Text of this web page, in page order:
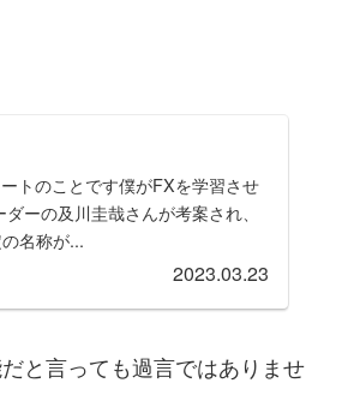
トのことです僕がFXを学習させ
ーの及川圭哉さんが考案され、
名称が...
2023.03.23
と言っても過言ではありませ